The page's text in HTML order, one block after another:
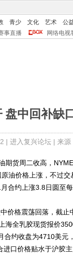
青少 文化 艺术 公
事直播 网络电视
盘中回补缺口
| 进入复兴论坛| 来源
货周二收高，
油价格上涨，不过
合约上涨3.8日圆至每
格震荡回落，截止
海全乳胶现货报价
合约收盘为4710美元
口价格贴水于沪胶